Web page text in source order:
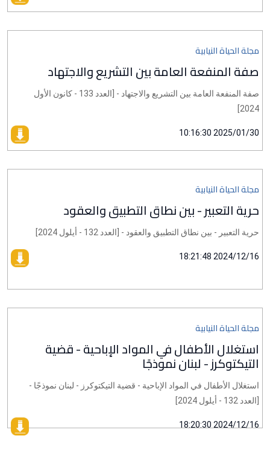
مجلة الحياة النيابية
صفة المنفعة العامة بين التشريع والاجتهاد
صفة المنفعة العامة بين التشريع والاجتهاد - [العدد 133 - كانون الأول
2024]
2025/01/30 10:16:30
مجلة الحياة النيابية
حرية التعبير - بين نطاق التطبيق والعقود
حرية التعبير - بين نطاق التطبيق والعقود - [العدد 132 - أيلول 2024]
2024/12/16 18:21:48
مجلة الحياة النيابية
استغلال الأطفال في المواد الإباحية - قضية
التيكتوكرز - لبنان نموذجًا
استغلال الأطفال في المواد الإباحية - قضية التيكتوكرز - لبنان نموذجًا -
[العدد 132 - أيلول 2024]
2024/12/16 18:20:30